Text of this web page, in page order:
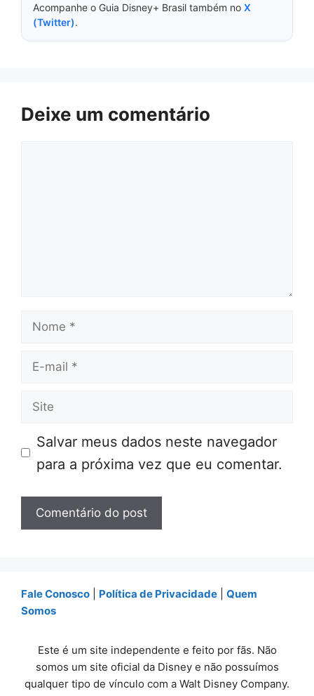
Acompanhe o Guia Disney+ Brasil também no X
(Twitter).
Deixe um comentário
Nome
E-
Site
Salvar meus dados neste navegador
para a próxima vez que eu comentar.
Fale Conosco Política de Privacidade
Quem
Somos
Este é um site independente e feito por fãs. Não
somos um site oficial da Disney e não possuímos
qualquer tipo de vínculo com a Walt Disney Company.